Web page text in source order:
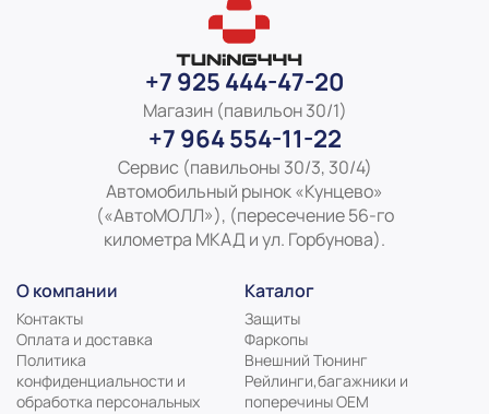
+7 925 444-47-20
Магазин (павильон 30/1)
+7 964 554-11-22
Сервис (павильоны 30/3, 30/4)
Автомобильный рынок «Кунцево»
(«АвтоМОЛЛ»), (пересечение 56-го
километра МКАД и ул. Горбунова).
О компании
Контакты
Оплата и доставка
Политика
конфиденциальности и
обработка персональных
Каталог
Защиты
Фаркопы
Внешний Тюнинг
Рейлинги,багажники и
поперечины ОЕМ